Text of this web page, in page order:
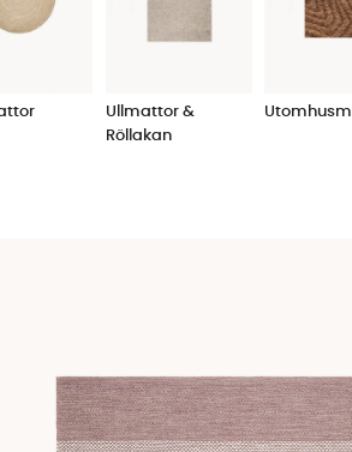
Kanske har du en mörk och
något rustikt och rejält i
när man väl ser skillnaden.
och enkelt sätt. Våra mattor
krångel samtidigt som du ska bli
direkt.
Ullmattor &
Röllakan